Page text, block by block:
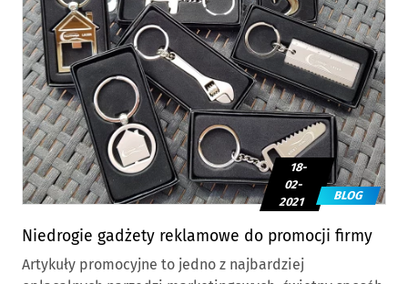
Niedrogie gadżety reklamowe do promocji firmy
18-
02-
2021
BLOG
Artykuły promocyjne to jedno z najbardziej